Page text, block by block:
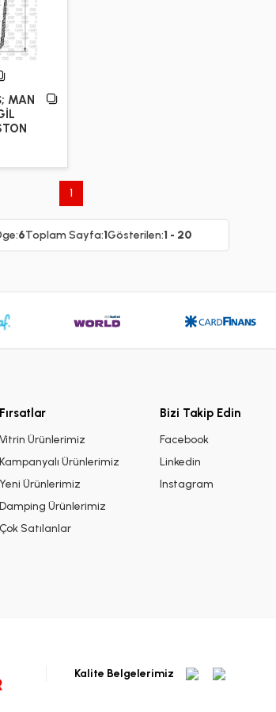
MAN
1
6Toplam Sayfa:1Gösterilen:1 - 20
Fırsatlar
Vitrin Ürünlerimiz
Kampanyalı Ürünlerimiz
Yeni Ürünlerimiz
Damping Ürünlerimiz
Çok Satılanlar
Bizi Takip Edin
Facebook
Linkedin
Instagram
Kalite Belgelerimiz